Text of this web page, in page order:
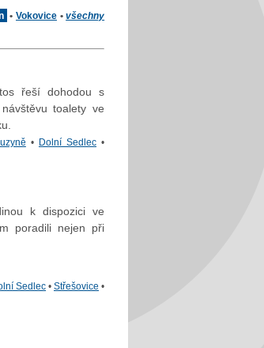
• Vokovice•všechny
řeší dohodou s
toalety ve
• Dolní Sedlec •
k dispozici ve
poradili nejen při
Sedlec • Střešovice •